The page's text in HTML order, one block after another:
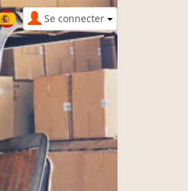
Se connecter